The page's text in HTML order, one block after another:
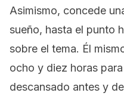
Asimismo, concede
sueño, hasta el punto
sobre el tema. Él
ocho y diez horas
descansado antes y